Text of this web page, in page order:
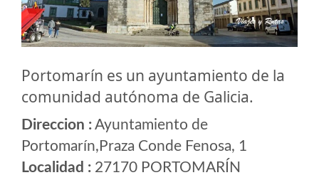
Portomarín es un ayuntamiento de la
comunidad autónoma de Galicia.
Direccion :Ayuntamiento de
Portomarín,Praza Conde Fenosa, 1
Localidad : 27170 PORTOMARÍN